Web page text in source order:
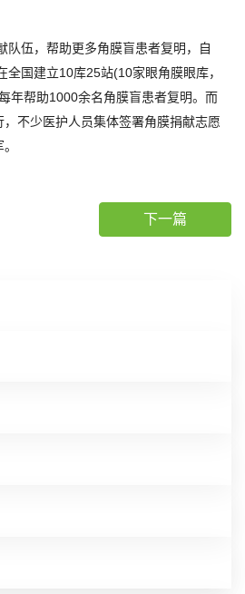
队伍，帮助更多角膜盲患者复明，自
国建立10库25站(10家眼角膜眼库，
年帮助1000余名角膜盲患者复明。而
，不少医护人员集体签署角膜捐献志愿
下一篇